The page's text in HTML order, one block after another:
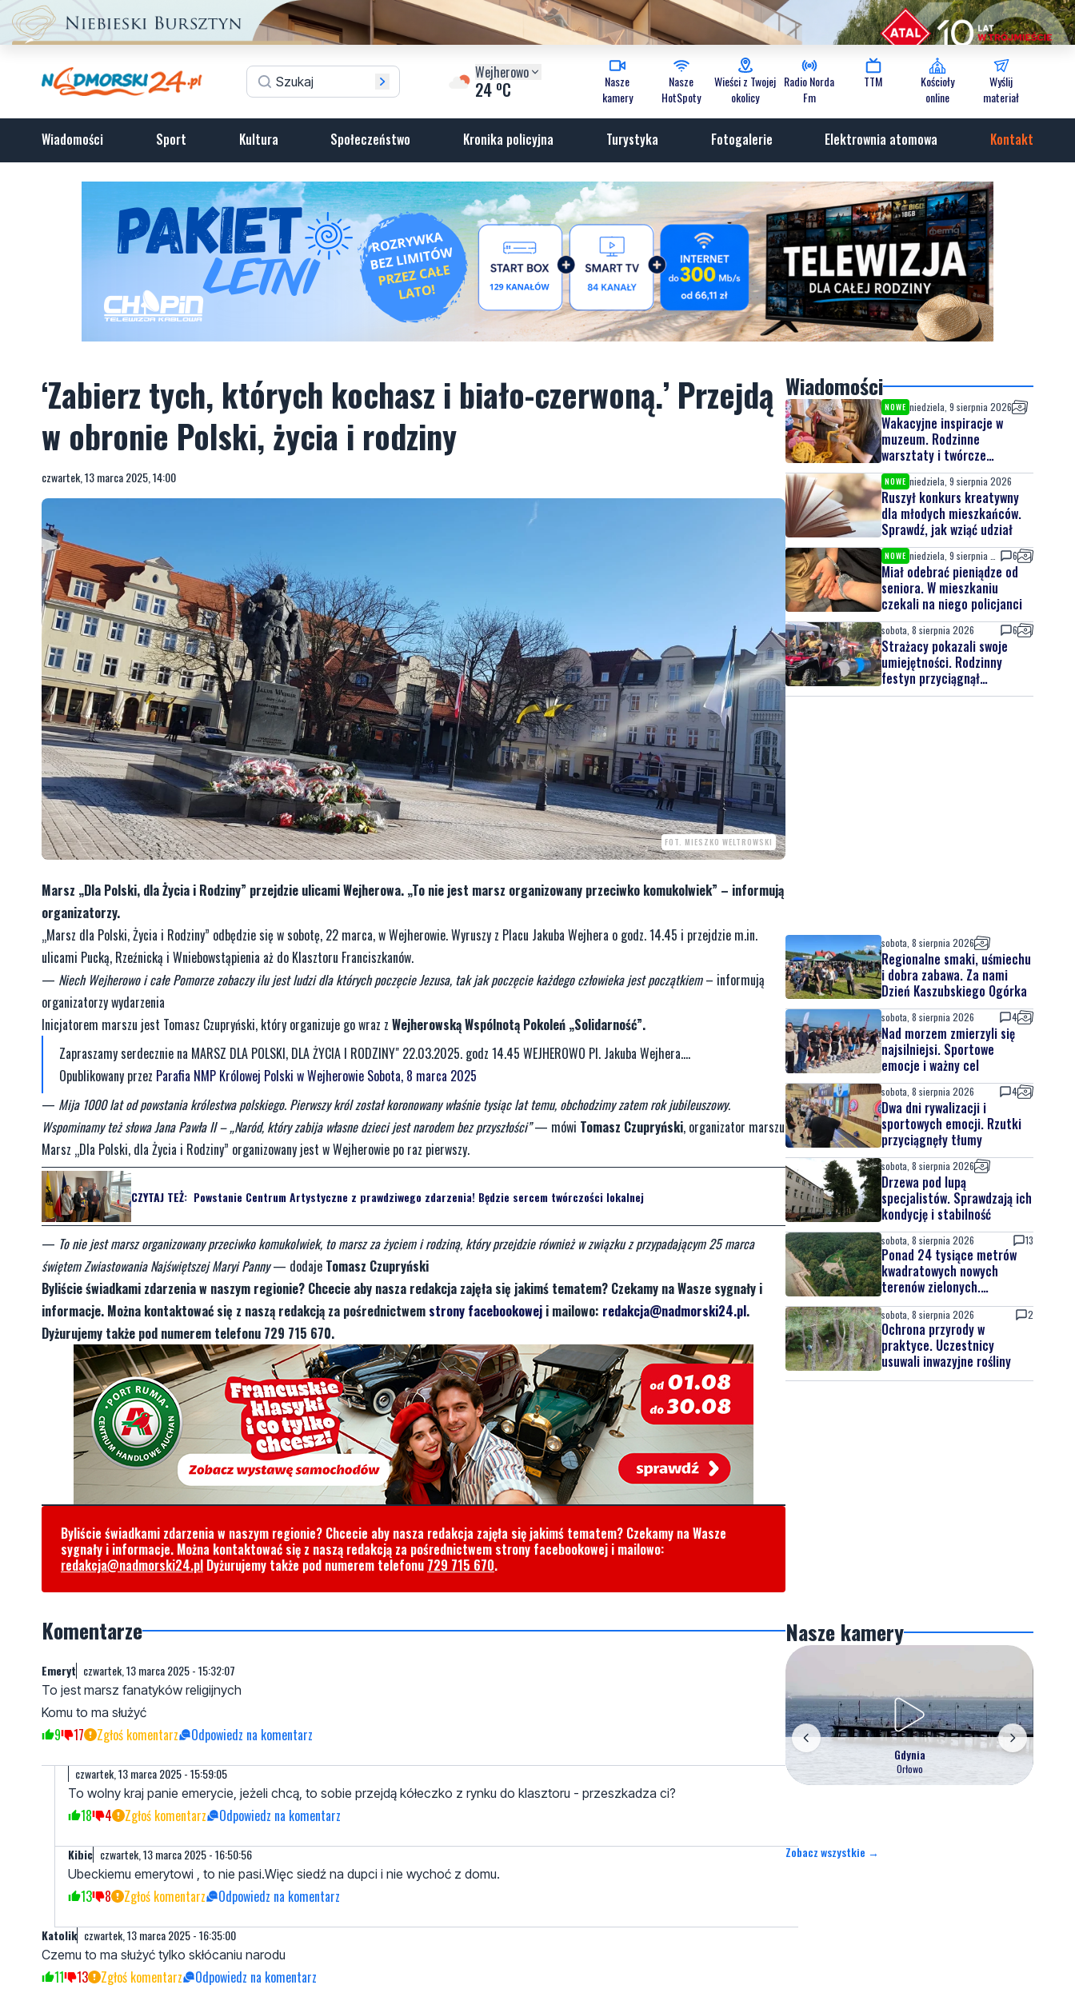
Wejherowo
24 oC
Nasze
kamery
Nasze
HotSpoty
Wieści z Twojej
okolicy
Radio Norda
Fm
TTM
Kościoły
online
Wyślij
materiał
Wiadomości Sport Kultura Społeczeństwo Kronika policyjna Turystyka Fotogalerie Elektrownia atomowa Kontakt
‘Zabierz tych, których kochasz i biało-czerwoną.’ Przejdą
w obronie Polski, życia i rodziny
czwartek, 13 marca 2025, 14:00
FOT. MIESZKO WELTROWSKI
Marsz „Dla Polski, dla Życia i Rodziny” przejdzie ulicami Wejherowa. „To nie jest marsz organizowany przeciwko komukolwiek” – informują
organizatorzy.
„Marsz dla Polski, Życia i Rodziny” odbędzie się w sobotę, 22 marca, w Wejherowie. Wyruszy z Placu Jakuba Wejhera o godz. 14.45 i przejdzie m.in.
ulicami Pucką, Rzeźnicką i Wniebowstąpienia aż do Klasztoru Franciszkanów.
— Niech Wejherowo i całe Pomorze zobaczy ilu jest ludzi dla których poczęcie Jezusa, tak jak poczęcie każdego człowieka jest początkiem– informują
organizatorzy wydarzenia
Inicjatorem marszu jest Tomasz Czupryński, który organizuje go wraz z Wejherowską Wspólnotą Pokoleń „Solidarność”.
Zapraszamy serdecznie na MARSZ DLA POLSKI, DLA ŻYCIA I RODZINY" 22.03.2025. godz 14.45 WEJHEROWO Pl. Jakuba Wejhera....
Opublikowany przez Parafia NMP Królowej Polski w Wejherowie Sobota, 8 marca 2025
— Mija 1000 lat od powstania królestwa polskiego. Pierwszy król został koronowany właśnie tysiąc lat temu, obchodzimy zatem rok jubileuszowy.
Wspominamy też słowa Jana Pawła II – „Naród, który zabija własne dzieci jest narodem bez przyszłości”— mówi Tomasz Czupryński, organizator marszu
Marsz „Dla Polski, dla Życia i Rodziny” organizowany jest w Wejherowie po raz pierwszy.
CZYTAJ TEŻ: Powstanie Centrum Artystyczne z prawdziwego zdarzenia! Będzie sercem twórczości lokalnej
— To nie jest marsz organizowany przeciwko komukolwiek, to marsz za życiem i rodziną, który przejdzie również w związku z przypadającym 25 marca
świętem Zwiastowania Najświętszej Maryi Panny— dodaje Tomasz Czupryński
Byliście świadkami zdarzenia w naszym regionie? Chcecie aby nasza redakcja zajęła się jakimś tematem? Czekamy na Wasze sygnały i
informacje. Można kontaktować się z naszą redakcją za pośrednictwem strony facebookowej i mailowo: redakcja@nadmorski24.pl.
Dyżurujemy także pod numerem telefonu 729 715 670.
Byliście świadkami zdarzenia w naszym regionie? Chcecie aby nasza redakcja zajęła się jakimś tematem? Czekamy na Wasze
sygnały i informacje. Można kontaktować się z naszą redakcją za pośrednictwem strony facebookowej i mailowo:
redakcja@nadmorski24.pl Dyżurujemy także pod numerem telefonu 729 715 670.
Komentarze
Emeryt czwartek, 13 marca 2025 - 15:32:07
To jest marsz fanatyków religijnych
Komu to ma służyć
9 17 Zgłoś komentarz Odpowiedz na komentarz
czwartek, 13 marca 2025 - 15:59:05
To wolny kraj panie emerycie, jeżeli chcą, to sobie przejdą kółeczko z rynku do klasztoru - przeszkadza ci?
18 4 Zgłoś komentarz Odpowiedz na komentarz
Kibic czwartek, 13 marca 2025 - 16:50:56
Ubeckiemu emerytowi , to nie pasi.Więc siedź na dupci i nie wychoć z domu.
13 8 Zgłoś komentarz Odpowiedz na komentarz
Katolik czwartek, 13 marca 2025 - 16:35:00
Czemu to ma służyć tylko skłócaniu narodu
11 13 Zgłoś komentarz Odpowiedz na komentarz
Wiadomości
NOWE niedziela, 9 sierpnia 2026
Wakacyjne inspiracje w
muzeum. Rodzinne
warsztaty i twórcze
spotkania
NOWE niedziela, 9 sierpnia 2026
Ruszył konkurs kreatywny
dla młodych mieszkańców.
Sprawdź, jak wziąć udział
NOWE 6
Miał odebrać pieniądze od
seniora. W mieszkaniu
czekali na niego policjanci
sobota, 8 sierpnia 2026 6
Strażacy pokazali swoje
umiejętności. Rodzinny
festyn przyciągnął
mieszkańców oraz gości
sobota, 8 sierpnia 2026
Regionalne smaki, uśmiechu
i dobra zabawa. Za nami
Dzień Kaszubskiego Ogórka
sobota, 8 sierpnia 2026 4
Nad morzem zmierzyli się
najsilniejsi. Sportowe
emocje i ważny cel
sobota, 8 sierpnia 2026 4
Dwa dni rywalizacji i
sportowych emocji. Rzutki
przyciągnęły tłumy
sobota, 8 sierpnia 2026
Drzewa pod lupą
specjalistów. Sprawdzają ich
kondycję i stabilność
sobota, 8 sierpnia 2026 13
Ponad 24 tysiące metrów
kwadratowych nowych
terenów zielonych.
Powstanie nowa przestrzeń
do wypoczynku
sobota, 8 sierpnia 2026 2
Ochrona przyrody w
praktyce. Uczestnicy
usuwali inwazyjne rośliny
Nasze kamery
Gdynia
Orłowo
Zobacz wszystkie →